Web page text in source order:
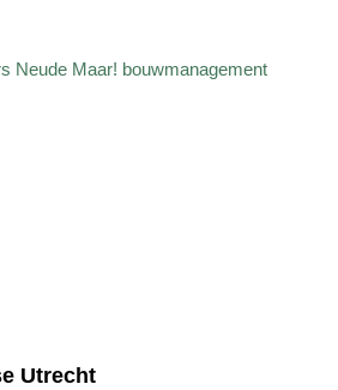
Utrecht